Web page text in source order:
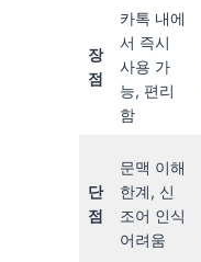
장
점
카톡 내에
서 즉시
사용 가
능, 편리
함
단
점
문맥 이해
한계, 신
조어 인식
어려움